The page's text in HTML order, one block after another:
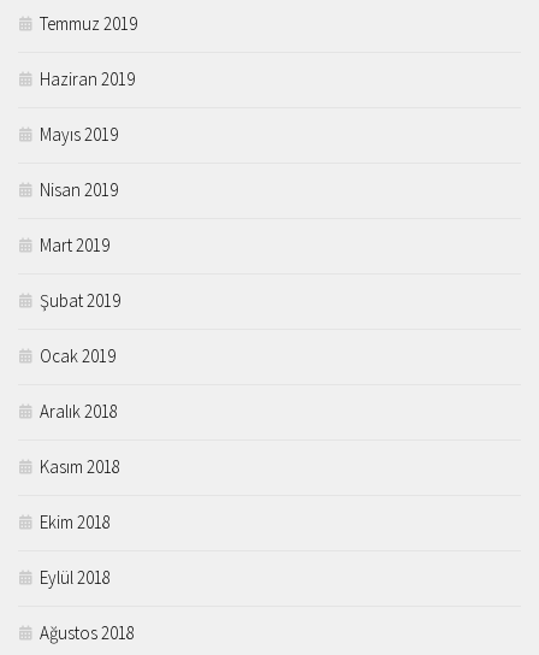
Temmuz 2019
Haziran 2019
Mayıs 2019
Nisan 2019
Mart 2019
Şubat 2019
Ocak 2019
Aralık 2018
Kasım 2018
Ekim 2018
Eylül 2018
Ağustos 2018